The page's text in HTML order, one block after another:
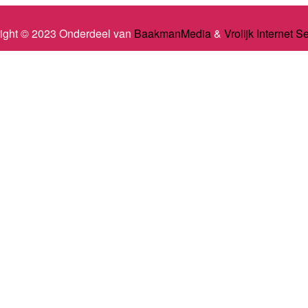
© 2023 Onderdeel van BaakmanMedia& Vrolijk Internet